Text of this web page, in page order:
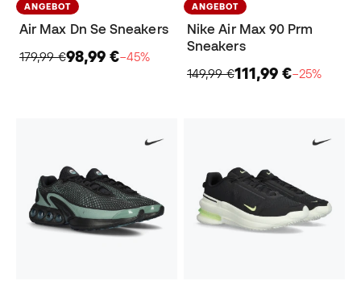
ANGEBOT
Air Max Dn Se Sneakers
179,99 €98,99 €−45%
ANGEBOT
Nike Air Max 90 Prm
Sneakers
149,99 €111,99 €−25%